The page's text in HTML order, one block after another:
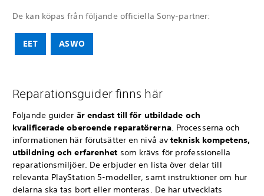
De kan köpas från följande officiella Sony-partner:
EET ASWO
Reparationsguider finns här
Följande guider är endast till för utbildade och
kvalificerade oberoende reparatörerna. Processerna och
informationen här förutsätter en nivå avteknisk kompetens,
utbildning och erfarenhet som krävs för professionella
reparationsmiljöer. De erbjuder en lista över delar till
relevanta PlayStation 5-modeller, samt instruktioner om hur
delarna ska tas bort eller monteras. De har utvecklats